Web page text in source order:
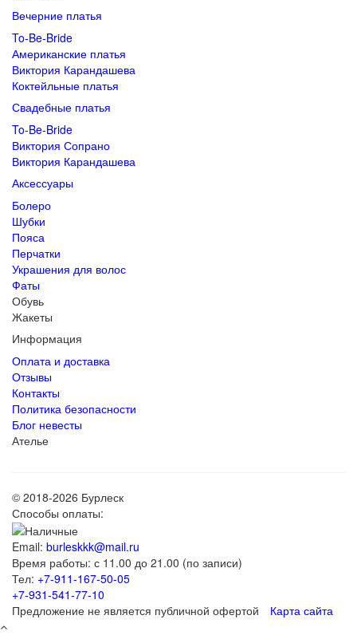
Вечерние платья
To-Be-Bride
Американские платья
Виктория Карандашева
Коктейльные платья
Свадебные платья
To-Be-Bride
Виктория Сопрано
Виктория Карандашева
Аксессуары
Болеро
Шубки
Пояса
Перчатки
Украшения для волос
Фаты
Обувь
Жакеты
Информация
Оплата и доставка
Отзывы
Контакты
Политика безопасности
Блог невесты
Ателье
© 2018-2026 Бурлеск
Способы оплаты:
Email: burleskkk@mail.ru
Время работы: с 11.00 до 21.00 (по записи)
Тел: +7-911-167-50-05
+7-931-541-77-10
Предложение не является публичной офертой
Карта сайта